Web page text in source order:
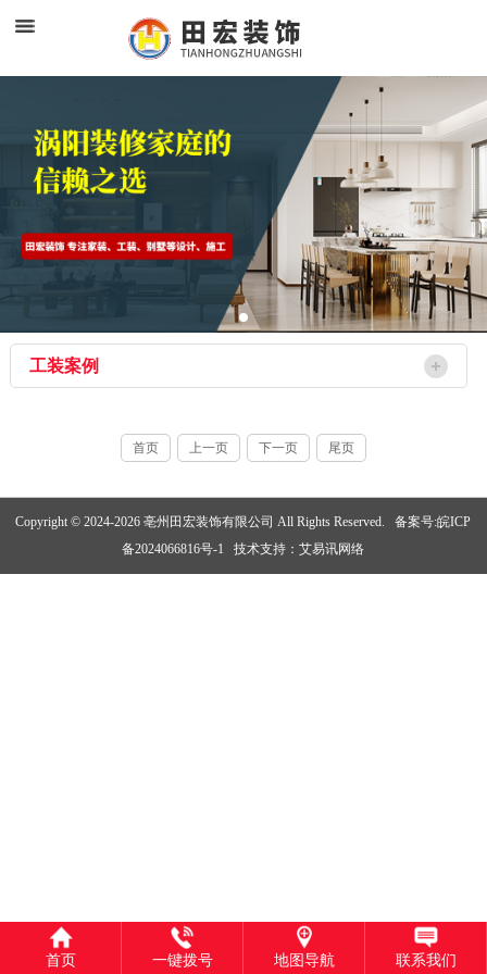
工装案例
首页 上一页 下一页 尾页
Copyright © 2024-2026 亳州田宏装饰有限公司 All Rights Reserved.
备案号:皖ICP
备2024066816号-1
技术支持：艾易讯网络
首页 一键拨号 地图导航 联系我们